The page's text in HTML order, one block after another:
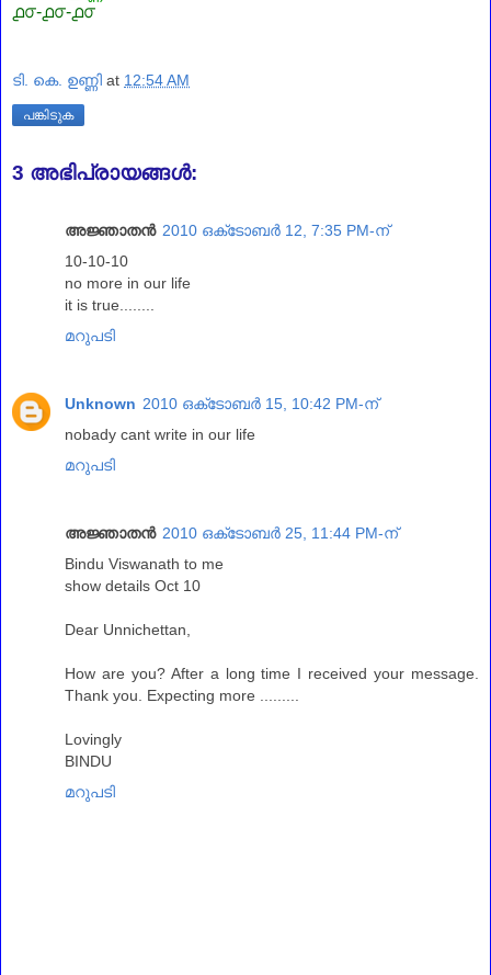
൧൦-൧൦-൧൦
ടി. കെ. ഉണ്ണി at 12:54 AM
പങ്കിടുക
3 അഭിപ്രായങ്ങൾ:
അജ്ഞാതന്‍ 2010 ഒക്‌ടോബർ 12, 7:35 PM-ന്
10-10-10
no more in our life
it is true........
മറുപടി
Unknown 2010 ഒക്‌ടോബർ 15, 10:42 PM-ന്
nobady cant write in our life
മറുപടി
അജ്ഞാതന്‍ 2010 ഒക്‌ടോബർ 25, 11:44 PM-ന്
Bindu Viswanath to me
show details Oct 10
Dear Unnichettan,
How are you? After a long time I received your message.
Thank you. Expecting more .........
Lovingly
BINDU
മറുപടി